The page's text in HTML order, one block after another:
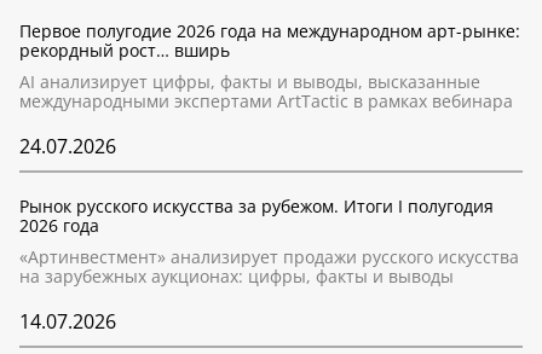
Первое полугодие 2026 года на международном арт-рынке:
рекордный рост… вширь
AI анализирует цифры, факты и выводы, высказанные
международными экспертами ArtTactic в рамках вебинара
24.07.2026
Рынок русского искусства за рубежом. Итоги I полугодия
2026 года
«Артинвестмент» анализирует продажи русского искусства
на зарубежных аукционах: цифры, факты и выводы
14.07.2026